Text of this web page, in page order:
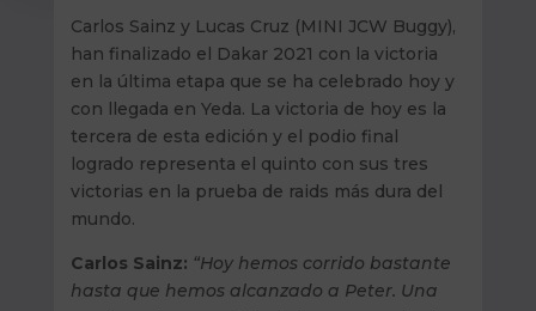
Carlos Sainz y Lucas Cruz (MINI JCW Buggy),
han finalizado el Dakar 2021 con la victoria
en la última etapa que se ha celebrado hoy y
con llegada en Yeda. La victoria de hoy es la
tercera de esta edición y el podio final
logrado representa el quinto con sus tres
victorias en la prueba de raids más dura del
mundo.
Carlos Sainz: “Hoy hemos corrido bastante
hasta que hemos alcanzado a Peter. Una